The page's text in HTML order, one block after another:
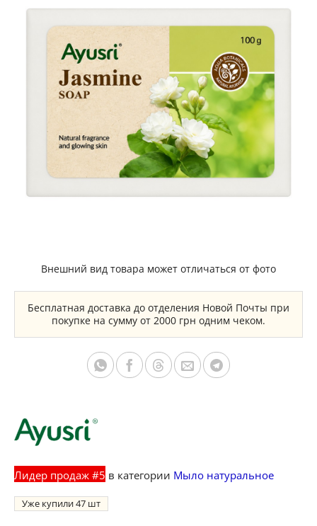
Внешний вид товара может отличаться от фото
Бесплатная доставка до отделения Новой Почты при
покупке на сумму от 2000 грн одним чеком.
Лидер продаж #5 в категории Мыло натуральное
Уже купили47